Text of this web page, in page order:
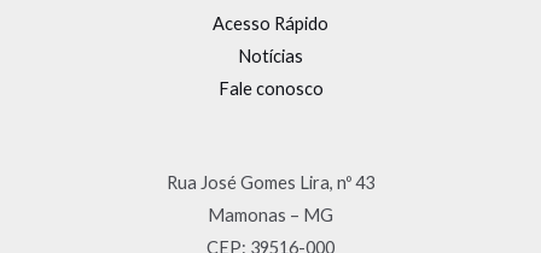
Acesso Rápido
Notícias
Fale conosco
Rua José Gomes Lira, nº 43
Mamonas – MG
CEP: 39516-000